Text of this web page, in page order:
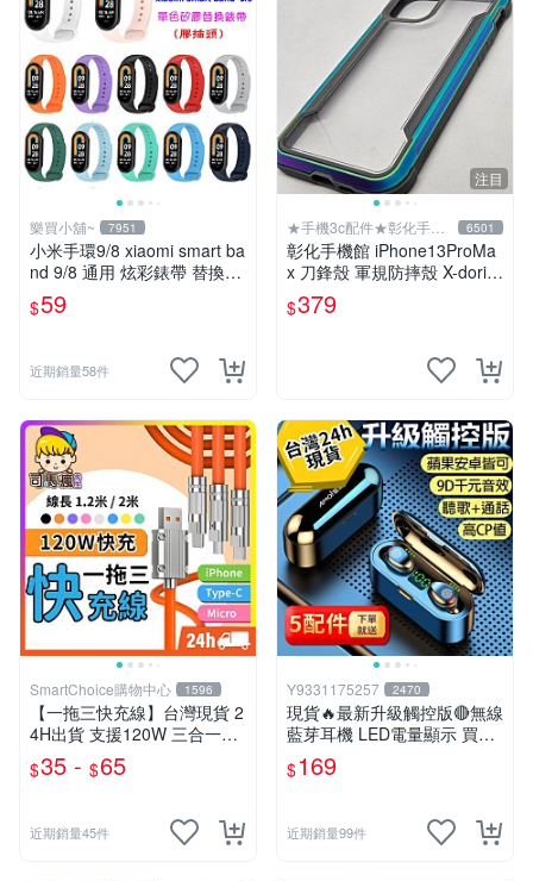
樂買小舖~ 7951
小米手環9/8 xiaomi smart ba
nd 9/8 通用 炫彩錶帶 替換錶
帶 取代原廠錶帶 多色現貨 膠
插頭
$59
近期銷量58件
注目
★手機3c配件★彰化手機
館
6501
彰化手機館 iPhone13ProMa
x 刀鋒殼 軍規防摔殼 X-doria
手機殼 i13 金屬框 極盾
$379
SmartChoice購物中心 1596
【一拖三快充線】台灣現貨 2
4H出貨 支援120W 三合一充
電線 Type-C線 蘋果 安卓 三
星 小米【B0152】
$35 - $65
近期銷量45件
Y9331175257 2470
現貨🔥最新升級觸控版🔴無線
藍芽耳機 LED電量顯示 買一
送五 超強續航🔋蘋果安卓都
可 防潑水運動耳機【HSA0
$169
近期銷量99件